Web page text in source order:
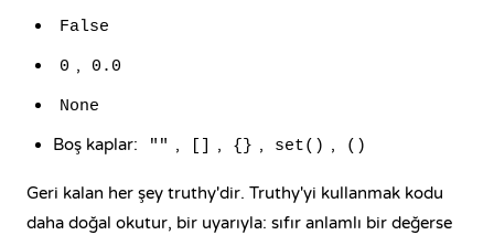
False
0 , 0.0
None
Boş kaplar: "" , , {} , set() , ()
Geri kalan her şey truthy'dir. Truthy'yi kullanmak kodu
daha doğal okutur, bir uyarıyla: sıfır anlamlı bir değerse